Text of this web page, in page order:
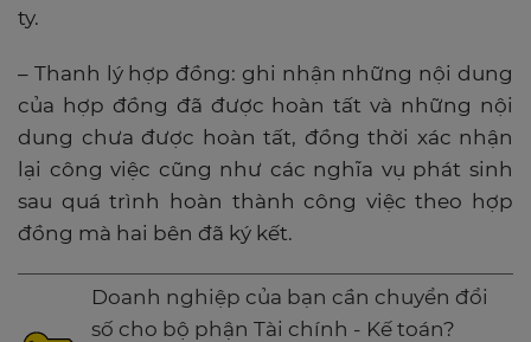
ty.
– Thanh lý hợp đồng: ghi nhận những nội dung
của hợp đồng đã được hoàn tất và những nội
dung chưa được hoàn tất, đồng thời xác nhận
lại công việc cũng như các nghĩa vụ phát sinh
sau quá trình hoàn thành công việc theo hợp
đồng mà hai bên đã ký kết.
Doanh nghiệp của bạn cần chuyển đổi
số cho bộ phận Tài chính - Kế toán?